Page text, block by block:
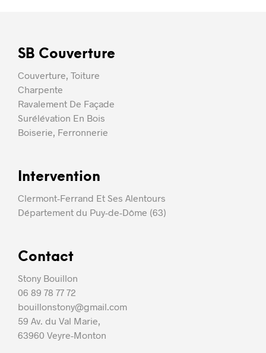
SB Couverture
Couverture, Toiture
Charpente
Ravalement De Façade
Surélévation En Bois
Boiserie, Ferronnerie
Intervention
Clermont-Ferrand Et Ses Alentours
Département du Puy-de-Dôme (63)
Contact
Stony Bouillon
06 89 78 77 72
bouillonstony@gmail.com
59 Av. du Val Marie,
63960 Veyre-Monton